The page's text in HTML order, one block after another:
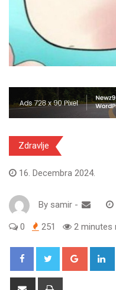
Zdravlje
16. Decembra 2024.
By samir -
0 251 2 minutes
Google+
Share